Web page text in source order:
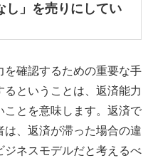
し」を売りにしてい
確認するための重要な手
ということは、返済能力
とを意味します。返済で
は、返済が滞った場合の違
ネスモデルだと考えるべ